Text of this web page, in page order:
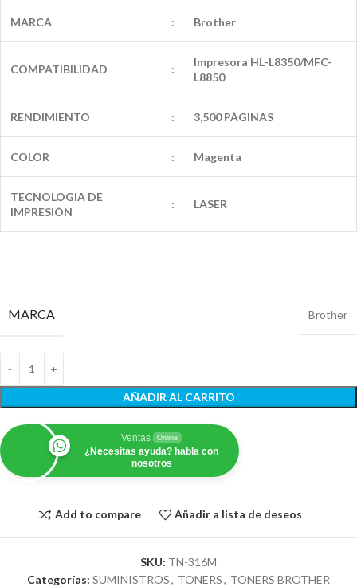
MARCA : Brother
COMPATIBILIDAD :
Impresora HL-L8350/MFC-
L8850
RENDIMIENTO : 3,500 PÁGINAS
COLOR : Magenta
TECNOLOGIA DE
IMPRESIÓN
: LASER
MARCA Brother
AÑADIR AL CARRITO
Ventas Online
¿Necesitas ayuda? habla con
nosotros
Add to compare Añadir a lista de deseos
SKU: TN-316M
Categorías: SUMINISTROS, TONERS, TONERS BROTHER